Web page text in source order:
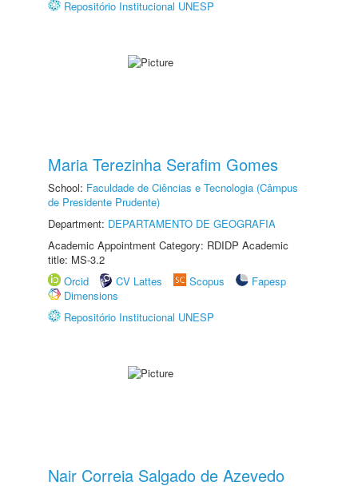
Repositório Institucional UNESP
Maria Terezinha Serafim Gomes
School: Faculdade de Ciências e Tecnologia (Câmpus
de Presidente Prudente)
Department: DEPARTAMENTO DE GEOGRAFIA
Academic Appointment Category: RDIDP Academic
title: MS-3.2
Orcid
CV Lattes Scopus
Fapesp
Dimensions
Repositório Institucional UNESP
Nair Correia Salgado de Azevedo